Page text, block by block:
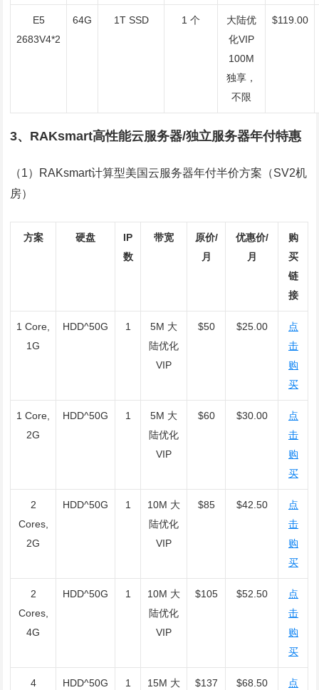
E5
2683V4*2
64G 1T SSD 1 个
大陆优
化VIP
100M
独享，
不限
$119.00
3、RAKsmart高性能云服务器/独立服务器年付特惠
（1）RAKsmart计算型美国云服务器年付半价方案（SV2机
房）
方案 硬盘
IP
数
带宽
原价/
月
优惠价/
月
购
买
链
接
1 Core,
1G
HDD^50G 1
5M 大
陆优化
VIP
$50 $25.00
点
击
购
买
1 Core,
2G
HDD^50G 1
5M 大
陆优化
VIP
$60 $30.00
点
击
购
买
2
Cores,
2G
HDD^50G 1
10M 大
陆优化
VIP
$85 $42.50
点
击
购
买
2
Cores,
4G
HDD^50G 1
10M 大
陆优化
VIP
$105 $52.50
点
击
购
买
4
HDD^50G 1
15M 大
$137 $68.50
点